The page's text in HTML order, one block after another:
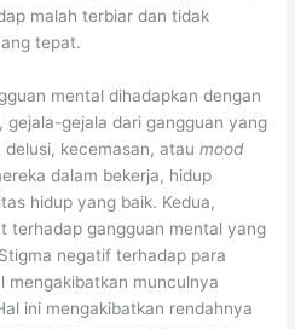
malah terbiar dan tidak
tepat.
mental dihadapkan dengan
gejala-gejala dari gangguan yang
delusi, kecemasan, ataumood
dalam bekerja, hidup
hidup yang baik. Kedua,
terhadap gangguan mental yang
negatif terhadap para
mengakibatkan munculnya
ini mengakibatkan rendahnya